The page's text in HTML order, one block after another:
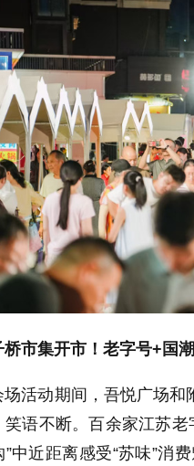
桥市集开市！老字号+ 国
场活动期间，吾悦广场和
笑语不断。百余家江苏
”中近距离感受“苏味”消